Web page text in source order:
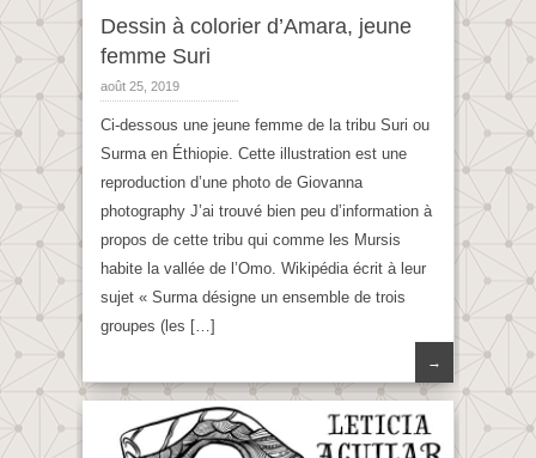
Dessin à colorier d’Amara, jeune
femme Suri
août 25, 2019
Ci-dessous une jeune femme de la tribu Suri ou
Surma en Éthiopie. Cette illustration est une
reproduction d’une photo de Giovanna
photography J’ai trouvé bien peu d’information à
propos de cette tribu qui comme les Mursis
habite la vallée de l’Omo. Wikipédia écrit à leur
sujet « Surma désigne un ensemble de trois
groupes (les […]
→